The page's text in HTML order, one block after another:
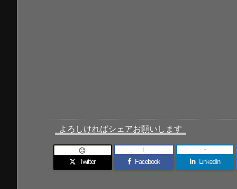
よろしければシェアお願いします
Twitter

Facebook
!
LinkedIn
-